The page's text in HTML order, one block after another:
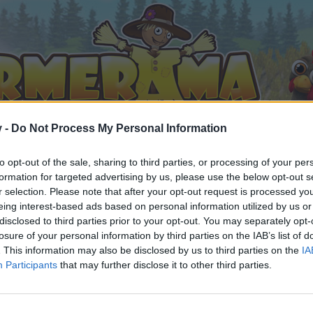
- Do Not Process My Personal Information
opt-out of the sale, sharing to third parties, or processing of your
for targeted advertising by us, please use the below opt-out
selection. Please note that after your opt-out request is processed
interest-based ads based on personal information utilized by us
to third parties prior to your opt-out. You may separately
of your personal information by third parties on the IAB’s list of
This information may also be disclosed by us to third parties on the
Participants that may further disclose it to other third parties.
Farmbilder Deko-Tal
teilnehmen oder eigene Themen starten möchtest,